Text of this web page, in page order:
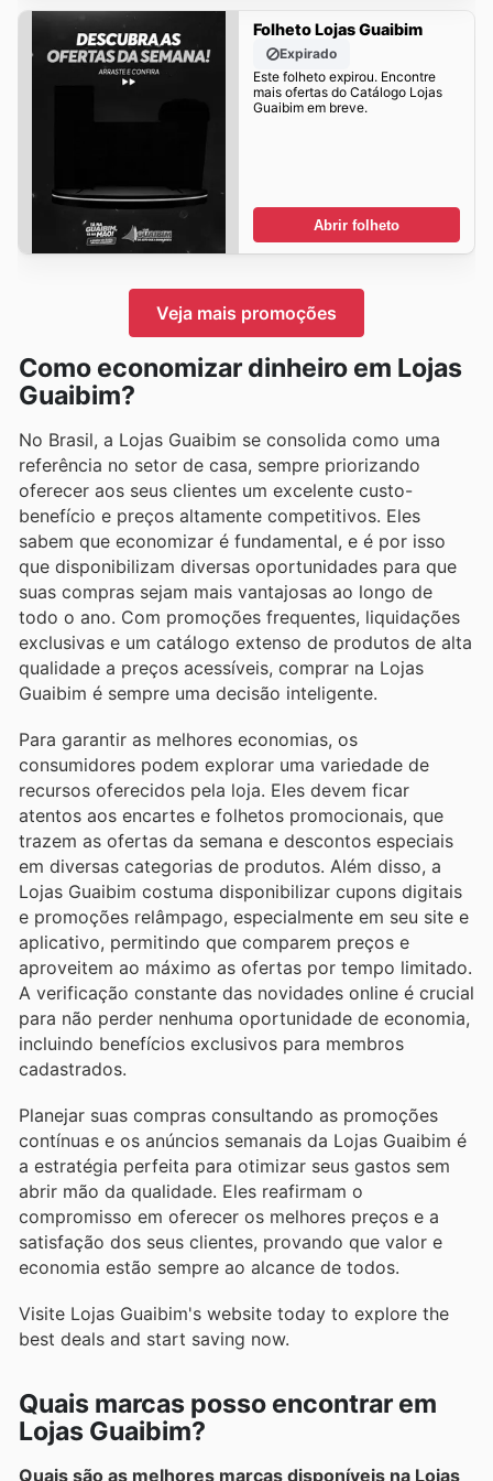
Folheto Lojas Guaibim
Expirado
Este folheto expirou. Encontre
mais ofertas do Catálogo Lojas
Guaibim em breve.
Abrir folheto
Veja mais promoções
Como economizar dinheiro em Lojas
Guaibim?
No Brasil, a Lojas Guaibim se consolida como uma
referência no setor de casa, sempre priorizando
oferecer aos seus clientes um excelente custo-
benefício e preços altamente competitivos. Eles
sabem que economizar é fundamental, e é por isso
que disponibilizam diversas oportunidades para que
suas compras sejam mais vantajosas ao longo de
todo o ano. Com promoções frequentes, liquidações
exclusivas e um catálogo extenso de produtos de alta
qualidade a preços acessíveis, comprar na Lojas
Guaibim é sempre uma decisão inteligente.
Para garantir as melhores economias, os
consumidores podem explorar uma variedade de
recursos oferecidos pela loja. Eles devem ficar
atentos aos encartes e folhetos promocionais, que
trazem as ofertas da semana e descontos especiais
em diversas categorias de produtos. Além disso, a
Lojas Guaibim costuma disponibilizar cupons digitais
e promoções relâmpago, especialmente em seu site e
aplicativo, permitindo que comparem preços e
aproveitem ao máximo as ofertas por tempo limitado.
A verificação constante das novidades online é crucial
para não perder nenhuma oportunidade de economia,
incluindo benefícios exclusivos para membros
cadastrados.
Planejar suas compras consultando as promoções
contínuas e os anúncios semanais da Lojas Guaibim é
a estratégia perfeita para otimizar seus gastos sem
abrir mão da qualidade. Eles reafirmam o
compromisso em oferecer os melhores preços e a
satisfação dos seus clientes, provando que valor e
economia estão sempre ao alcance de todos.
Visite Lojas Guaibim's website today to explore the
best deals and start saving now.
Quais marcas posso encontrar em
Lojas Guaibim?
Quais são as melhores marcas disponíveis na Lojas